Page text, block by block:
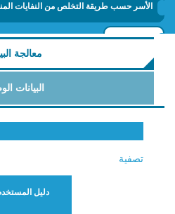
الأسر حسب طريقة التخلص من النفايات
معالجة
البيانات
تصفية
دليل